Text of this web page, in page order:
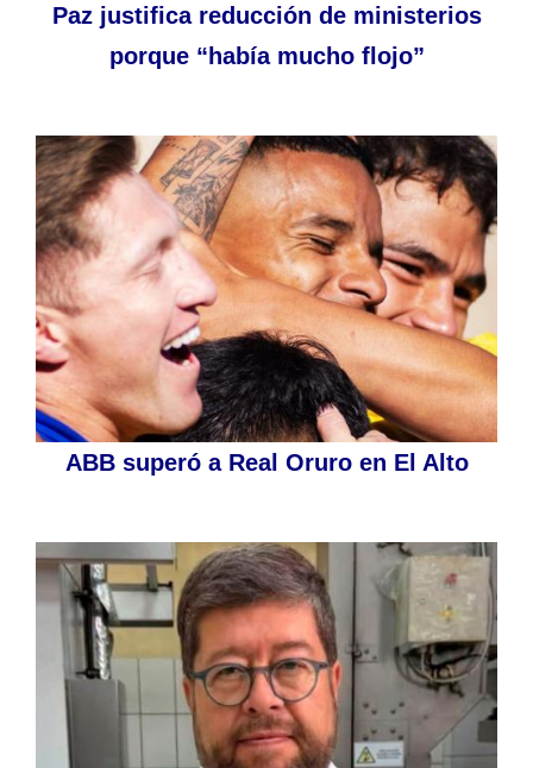
Paz justifica reducción de ministerios
porque “había mucho flojo”
ABB superó a Real Oruro en El Alto